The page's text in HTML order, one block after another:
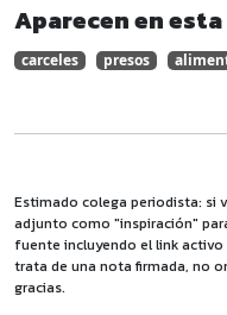
Aparecen en
carceles presos
Estimado colega periodista: si
adjunto como "inspiración"
fuente incluyendo el link
trata de una nota firmada, no
gracias.